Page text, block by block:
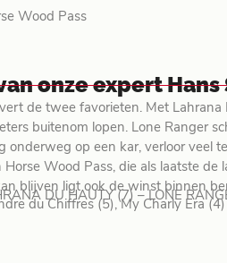
Wood Pass
onze expert
de twee favorieten. Met
buitenom lopen. Lone Ranger
onderweg op een kar, verloor veel
Horse Wood Pass, die als laatste
blijven ligt ook de winst binnen
DU HAUTY (7) – LONE
du Chiffres (5), My Charly Era (4)